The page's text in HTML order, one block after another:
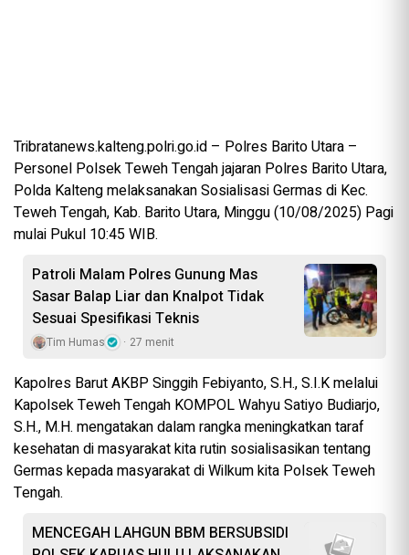
Tribratanews.kalteng.polri.go.id – Polres Barito Utara –
Personel Polsek Teweh Tengah jajaran Polres Barito Utara,
Polda Kalteng melaksanakan Sosialisasi Germas di Kec.
Teweh Tengah, Kab. Barito Utara, Minggu (10/08/2025) Pagi
mulai Pukul 10:45 WIB.
Patroli Malam Polres Gunung Mas
Sasar Balap Liar dan Knalpot Tidak
Sesuai Spesifikasi Teknis
Tim Humas 27 menit
Kapolres Barut AKBP Singgih Febiyanto, S.H., S.I.K melalui
Kapolsek Teweh Tengah KOMPOL Wahyu Satiyo Budiarjo,
S.H., M.H. mengatakan dalam rangka meningkatkan taraf
kesehatan di masyarakat kita rutin sosialisasikan tentang
Germas kepada masyarakat di Wilkum kita Polsek Teweh
Tengah.
MENCEGAH LAHGUN BBM BERSUBSIDI